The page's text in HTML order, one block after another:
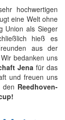
hochwertigen
eine Welt ohne
Union als Sieger
hieß es
aus der
bedanken uns
Jena für das
und freuen uns
den Reedhoven-